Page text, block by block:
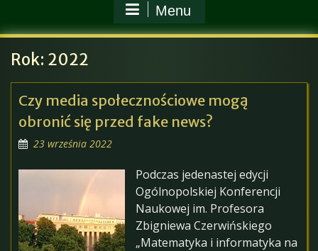
Menu
Rok: 2022
Czy media społecznościowe mogą
obronić się przed fake news?
23 września 2022
Podczas jedenastej edycji
Ogólnopolskiej Konferencji
Naukowej im. Profesora
Zbigniewa Czerwińskiego
„Matematyka i informatyka na